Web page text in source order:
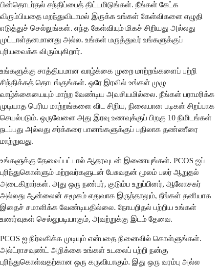
பின்தொடர்தல் சந்திப்பைத் திட்டமிடுங்கள். நீங்கள் கேட்க
விரும்பியதை மறந்துவிடாமல் இருக்க உங்கள் கேள்விகளை எழுதி
எடுத்துச் செல்லுங்கள். எந்த கேள்வியும் மிகச் சிறியது அல்லது
முட்டாள்தனமானது அல்ல. உங்கள் மருத்துவர் உங்களுக்குப்
புரியவைக்க விரும்புகிறார்.
உங்களுக்கு சாத்தியமான வாழ்க்கை முறை மாற்றங்களைப் பற்றி
சிந்திக்கத் தொடங்குங்கள். ஒரே இரவில் உங்கள் முழு
வாழ்க்கையையும் மாற்ற வேண்டிய அவசியமில்லை. நீங்கள் பராமரிக்க
முடியாத பெரிய மாற்றங்களை விட சிறிய, நிலையான படிகள் சிறப்பாக
செயல்படும். ஒருவேளை அது இரவு உணவுக்குப் பிறகு 10 நிமிடங்கள்
நடப்பது அல்லது சர்க்கரை பானங்களுக்குப் பதிலாக தண்ணீரை
மாற்றுவது.
உங்களுக்கு தேவைப்பட்டால் ஆதரவுடன் இணையுங்கள். PCOS ஐப்
புரிந்துகொள்ளும் மற்றவர்களுடன் பேசுவதன் மூலம் பலர் ஆறுதல்
அடைகிறார்கள். அது ஒரு நண்பர், குடும்ப உறுப்பினர், ஆலோசகர்
அல்லது ஆன்லைன் சமூகம் எதுவாக இருந்தாலும், நீங்கள் தனியாக
இதைச் சமாளிக்க வேண்டியதில்லை. நோயறிதல் பற்றிய உங்கள்
உணர்வுகள் செல்லுபடியாகும், அவற்றுக்கு இடம் தேவை.
PCOS ஐ நிர்வகிக்க முடியும் என்பதை நினைவில் கொள்ளுங்கள்.
அல்ட்ராசவுண்ட் அறிக்கை உங்கள் உடலைப் பற்றி நன்கு
புரிந்துகொள்வதற்கான ஒரு கருவியாகும். இது ஒரு வரம்பு அல்ல